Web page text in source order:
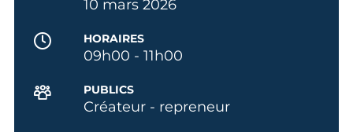
10 mars 2026
HORAIRES
09h00 - 11h00
PUBLICS
Créateur - repreneur